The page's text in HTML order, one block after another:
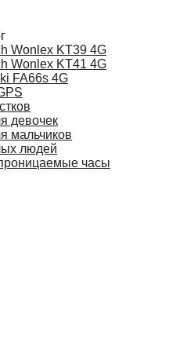
Wonlex KT39 4G
Wonlex KT41 4G
FA66s 4G
девочек
мальчиков
людей
часы